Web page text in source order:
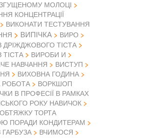
МОЛОЦІ
КОНЦЕНТРАЦІЇ
ВИКОНАТИ ТЕСТУВАННЯ
ВИПІЧКА
ВИРО
ДРІЖДЖОВОГО ТІСТА
ВИРОБИ И
НАВЧАННЯ
ВИСТУП
ВИХОВНА ГОДИНА
РОБОТА
ВОРКШОП
В ПРОФЕСІЇ В РАМКАХ
РОКУ НАВИЧОК
ТОРТА
ПОРАДИ КОНДИТЕРАМ
ВЧИМОСЯ